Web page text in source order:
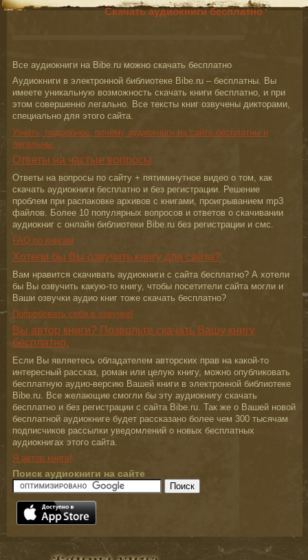
Скачать аудиокниги бесплатно
Все аудиокниги на Bibe.ru можно скачать бесплатно
Аудиокниги в электронной библиотеке Bibe.ru – бесплатны. Вы
имеете уникальную возможность скачать книги бесплатно, и при
этом совершенно легально. Все тексты книг озвучены дикторами,
специально для этого сайта.
Узнать, подробнее, почему аудиокниги на сайте бесплатны и
легальны.
Ответы на частые вопросы
Ответы на вопросы по сайту + пятиминутное видео о том, как
скачать аудиокниги бесплатно и без регистрации. Решение
проблем при распаковке архивов с книгами, проигрыванием mp3
файлов. Более 10 популярных вопросов и ответов о скачивании
аудиокниг с онлайн библиотеки Bibe.ru без регистрации и смс.
FAQ по книгам
Хотели бы Вы озвучить книгу для сайта?
Вам нравится скачивать аудиокниги с сайта бесплатно? А хотели
бы Вы озвучить какую-то книгу, чтобы посетители сайта могли и
Ваши озвучки аудио книг тоже скачать бесплатно?
Попробовать себя в озвучке!
Вы автор книги? Позвольте скачать Вашу книгу
бесплатно.
Если Вы являетесь обладателем авторских прав на какой-то
интересный рассказ, роман или целую книгу, можно опубликовать
бесплатную аудио-версию Вашей книги в электронной библиотеке
Bibe.ru. Все желающие смогли бы эту аудиокнигу скачать
бесплатно и без регистрации с сайта Bibe.ru. Так же о Вашей новой
бесплатной аудиокниге будет рассказано более чем 300 тысячам
подписчиков рассылки уведомлений о новых бесплатных
аудиокнигах этого сайта.
Я автор книги!
Поиск аудиокниги на сайте